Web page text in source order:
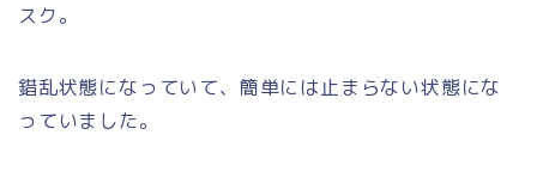
スク。
錯乱状態になっていて、簡単には止まらない状態にな
っていました。